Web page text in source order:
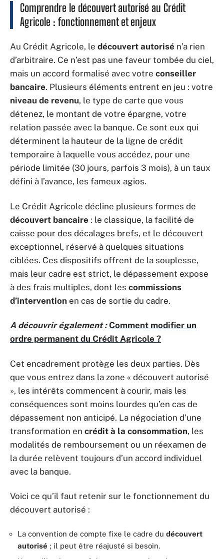
Comprendre le découvert autorisé au Crédit
Agricole : fonctionnement et enjeux
Au Crédit Agricole, le découvert autorisé n’a rien
d’arbitraire. Ce n’est pas une faveur tombée du ciel,
mais un accord formalisé avec votre conseiller
bancaire. Plusieurs éléments entrent en jeu : votre
niveau de revenu, le type de carte que vous
détenez, le montant de votre épargne, votre
relation passée avec la banque. Ce sont eux qui
déterminent la hauteur de la ligne de crédit
temporaire à laquelle vous accédez, pour une
période limitée (30 jours, parfois 3 mois), à un taux
défini à l’avance, les fameux agios.
Le Crédit Agricole décline plusieurs formes de
découvert bancaire : le classique, la facilité de
caisse pour des décalages brefs, et le découvert
exceptionnel, réservé à quelques situations
ciblées. Ces dispositifs offrent de la souplesse,
mais leur cadre est strict, le dépassement expose
à des frais multiples, dont les commissions
d’intervention en cas de sortie du cadre.
A découvrir également : Comment modifier un
ordre permanent du Crédit Agricole ?
Cet encadrement protège les deux parties. Dès
que vous entrez dans la zone « découvert autorisé
», les intérêts commencent à courir, mais les
conséquences sont moins lourdes qu’en cas de
dépassement non anticipé. La négociation d’une
transformation en crédit à la consommation, les
modalités de remboursement ou un réexamen de
la durée relèvent toujours d’un accord individuel
avec la banque.
Voici ce qu’il faut retenir sur le fonctionnement du
découvert autorisé :
La convention de compte fixe le cadre du découvert
autorisé ; il peut être réajusté si besoin.